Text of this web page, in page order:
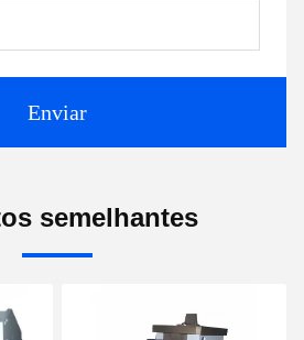
Enviar
semelhantes